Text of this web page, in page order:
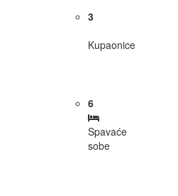
3
Kupaonice
6
Spavaće
sobe